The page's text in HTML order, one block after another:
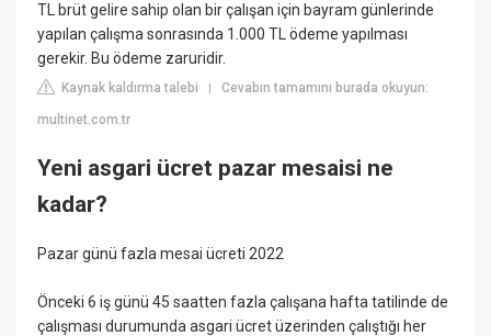
TL brüt gelire sahip olan bir çalışan için bayram günlerinde
yapılan çalışma sonrasında 1.000 TL ödeme yapılması
gerekir. Bu ödeme zaruridir.
Kaynak kaldırma talebi |Cevabın tamamını burada okuyun:
multinet.com.tr
Yeni asgari ücret pazar mesaisi ne
kadar?
Pazar günü fazla mesai ücreti 2022
Önceki 6 iş günü 45 saatten fazla çalışana hafta tatilinde de
çalışması durumunda asgari ücret üzerinden çalıştığı her